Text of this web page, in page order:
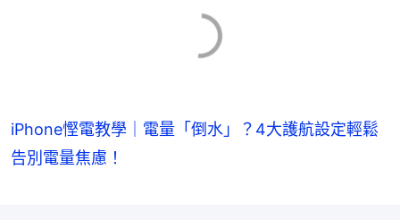
iPhone慳電教學｜電量「倒水」？4大護航設定輕鬆
告別電量焦慮！